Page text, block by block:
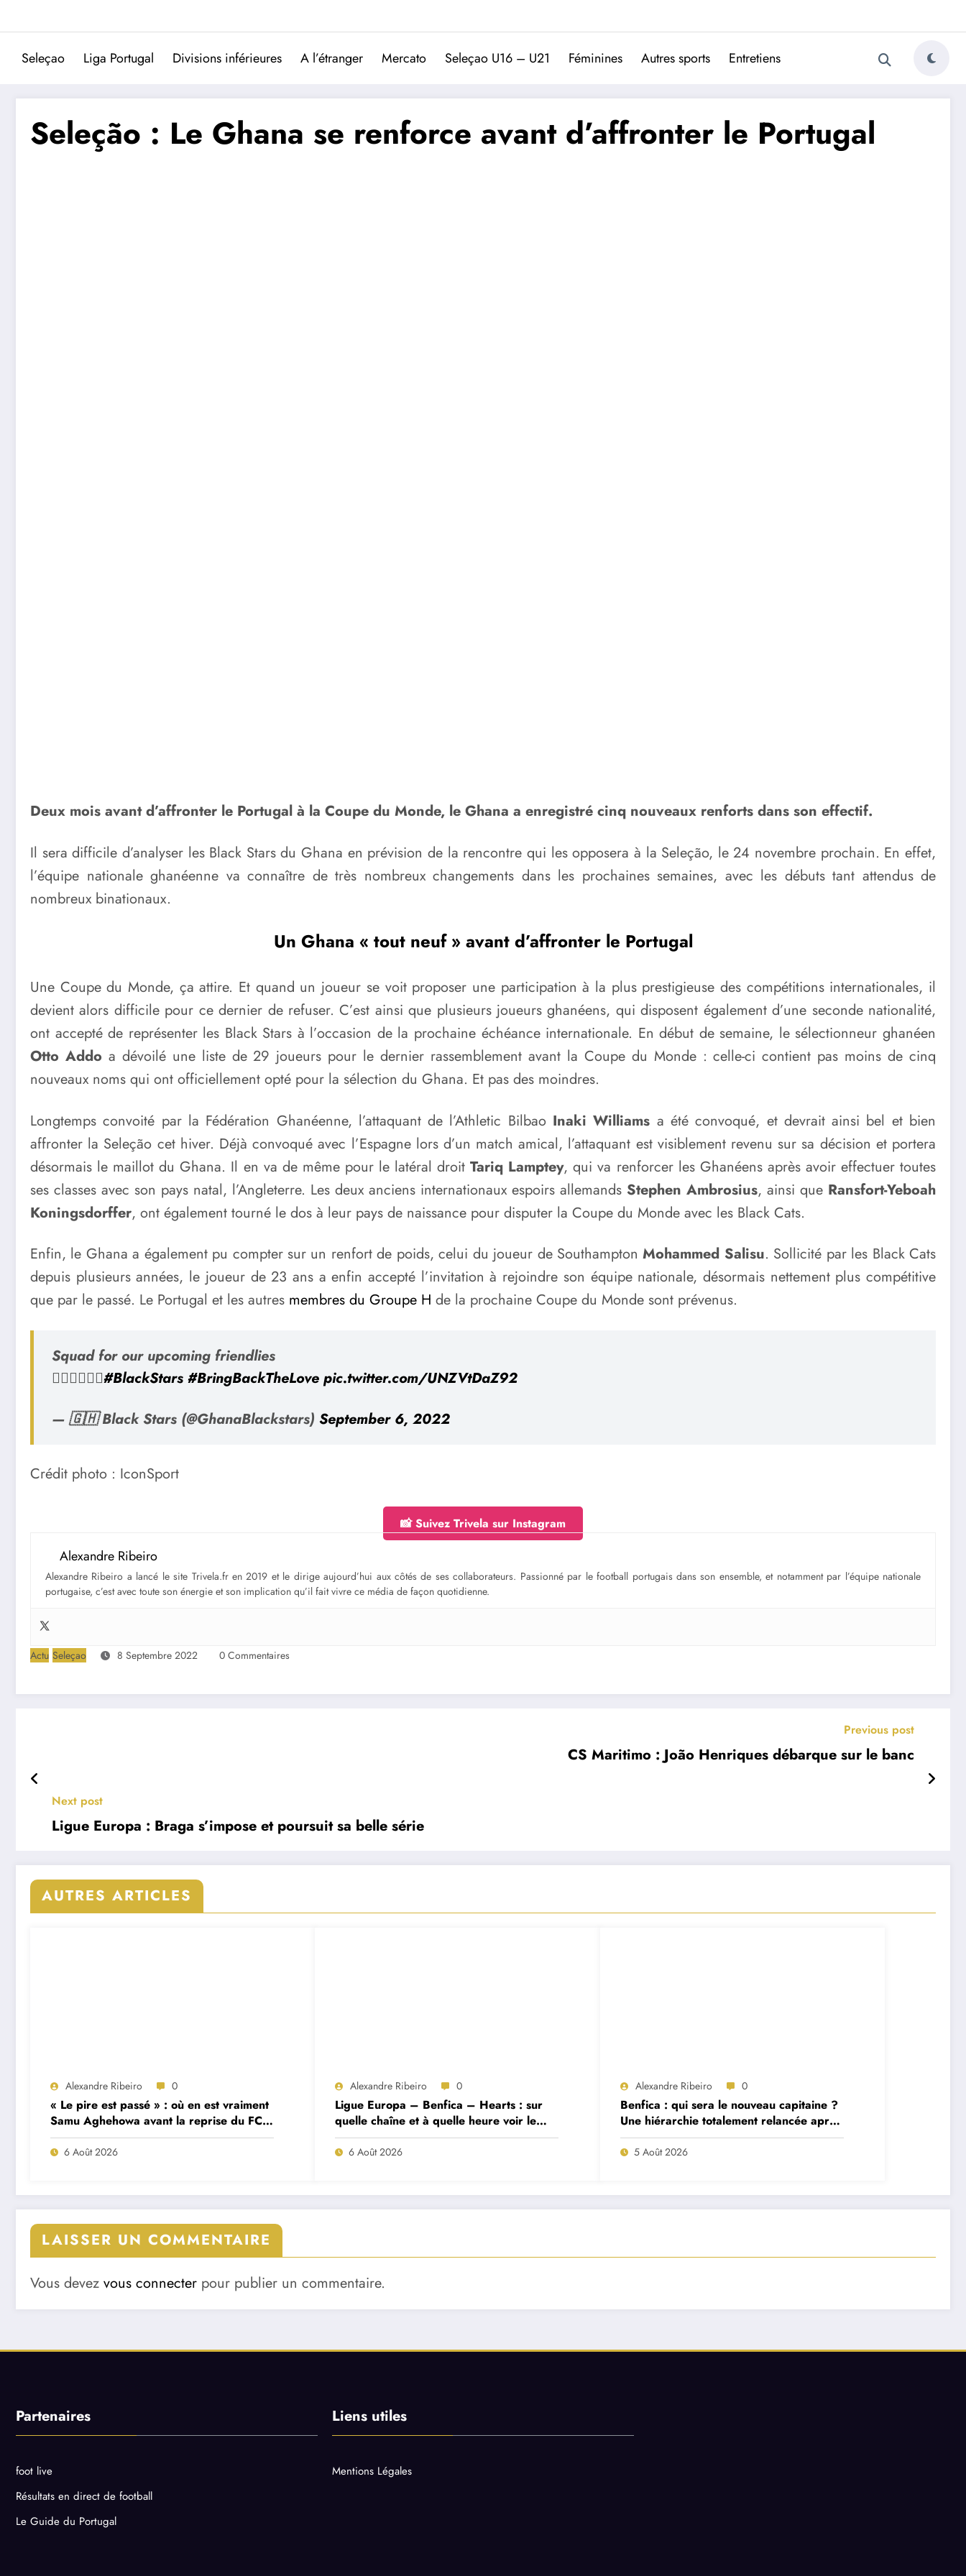
Trivela
L'actualité du football portugais
Seleçao Liga Portugal Divisions inférieures A l’étranger Mercato Seleçao U16 – U21 Féminines Autres sports Entretiens
Seleção : Le Ghana se renforce avant d’affronter le Portugal
Deux mois avant d’affronter le Portugal à la Coupe du Monde, le Ghana a enregistré cinq nouveaux renforts dans son effectif.
Il sera difficile d’analyser les Black Stars du Ghana en prévision de la rencontre qui les opposera à la Seleção, le 24 novembre prochain. En effet,
l’équipe nationale ghanéenne va connaître de très nombreux changements dans les prochaines semaines, avec les débuts tant attendus de
nombreux binationaux.
Un Ghana « tout neuf » avant d’affronter le Portugal
Une Coupe du Monde, ça attire. Et quand un joueur se voit proposer une participation à la plus prestigieuse des compétitions internationales, il
devient alors difficile pour ce dernier de refuser. C’est ainsi que plusieurs joueurs ghanéens, qui disposent également d’une seconde nationalité,
ont accepté de représenter les Black Stars à l’occasion de la prochaine échéance internationale. En début de semaine, le sélectionneur ghanéen
Otto Addo a dévoilé une liste de 29 joueurs pour le dernier rassemblement avant la Coupe du Monde : celle-ci contient pas moins de cinq
nouveaux noms qui ont officiellement opté pour la sélection du Ghana. Et pas des moindres.
Longtemps convoité par la Fédération Ghanéenne, l’attaquant de l’Athletic Bilbao Inaki Williams a été convoqué, et devrait ainsi bel et bien
affronter la Seleção cet hiver. Déjà convoqué avec l’Espagne lors d’un match amical, l’attaquant est visiblement revenu sur sa décision et portera
désormais le maillot du Ghana. Il en va de même pour le latéral droit Tariq Lamptey, qui va renforcer les Ghanéens après avoir effectuer toutes
ses classes avec son pays natal, l’Angleterre. Les deux anciens internationaux espoirs allemands Stephen Ambrosius, ainsi que Ransfort-Yeboah
Koningsdorffer, ont également tourné le dos à leur pays de naissance pour disputer la Coupe du Monde avec les Black Cats.
Enfin, le Ghana a également pu compter sur un renfort de poids, celui du joueur de SouthamptonMohammed Salisu. Sollicité par les Black Cats
depuis plusieurs années, le joueur de 23 ans a enfin accepté l’invitation à rejoindre son équipe nationale, désormais nettement plus compétitive
que par le passé. Le Portugal et les autres membres du Groupe H de la prochaine Coupe du Monde sont prévenus.
Squad for our upcoming friendlies
👇🏿👇🏿👇🏿#BlackStars #BringBackTheLove pic.twitter.com/UNZVtDaZ92
— 🇬🇭 Black Stars (@GhanaBlackstars) September 6, 2022
Crédit photo : IconSport
📸 Suivez Trivela sur Instagram
Alexandre Ribeiro
Alexandre Ribeiro a lancé le site Trivela.fr en 2019 et le dirige aujourd’hui aux côtés de ses collaborateurs. Passionné par le football portugais dans son ensemble, et notamment par l’équipe nationale
portugaise, c’est avec toute son énergie et son implication qu’il fait vivre ce média de façon quotidienne.
Actu Seleçao 8 Septembre 2022 0 Commentaires
Previous post
CS Maritimo : João Henriques débarque sur le banc
Next post
Ligue Europa : Braga s’impose et poursuit sa belle série
AUTRES ARTICLES
Alexandre Ribeiro 0
« Le pire est passé » : où en est vraiment
Samu Aghehowa avant la reprise du FC
Porto ?
6 Août 2026
Alexandre Ribeiro 0
Ligue Europa – Benfica – Hearts : sur
quelle chaîne et à quelle heure voir le
match ?
6 Août 2026
Alexandre Ribeiro 0
Benfica : qui sera le nouveau capitaine ?
Une hiérarchie totalement relancée après
deux départs majeurs
5 Août 2026
LAISSER UN COMMENTAIRE
Vous devez vous connecter pour publier un commentaire.
Partenaires
foot live
Résultats en direct de football
Le Guide du Portugal
Liens utiles
Mentions Légales